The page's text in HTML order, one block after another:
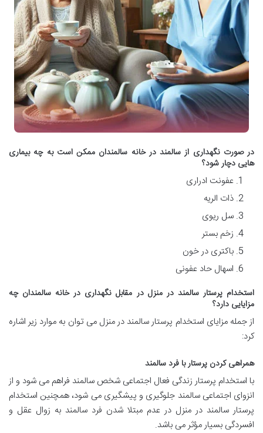
در صورت نگهداری از سالمند در خانه سالمندان ممکن است به چه بیماری
هایی دچار شود؟
عفونت ادراری
ذات الریه
سل ریوی
زخم بستر
باکتری در خون
اسهال حاد عفونی
استخدام پرستار سالمند در منزل در مقابل نگهداری در خانه سالمندان چه
مزایایی دارد؟
از جمله مزایای استخدام پرستار سالمند در منزل می توان به موارد زیر اشاره
کرد:
همراهی کردن پرستار با فرد سالمند
با استخدام پرستار زندگی فعال اجتماعی شخص سالمند فراهم می شود و از
انزوای اجتماعی سالمند جلوگیری و پیشگیری می شود، همچنین استخدام
پرستار سالمند در منزل در عدم مبتلا شدن فرد سالمند به زوال عقل و
افسردگی بسیار مؤثر می باشد.